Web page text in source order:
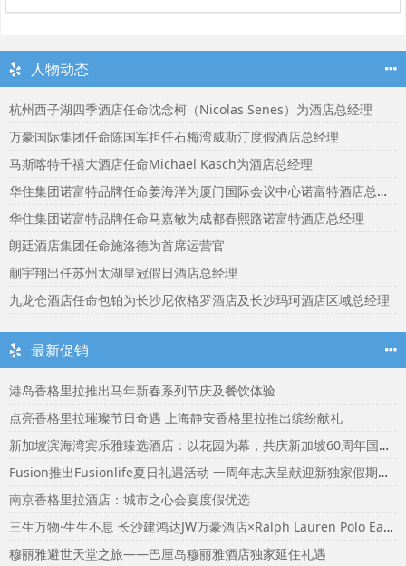
人物动态
杭州西子湖四季酒店任命沈念柯（Nicolas Senes）为酒店总经理
万豪国际集团任命陈国军担任石梅湾威斯汀度假酒店总经理
马斯喀特千禧大酒店任命Michael Kasch为酒店总经理
华住集团诺富特品牌任命姜海洋为厦门国际会议中心诺富特酒店总经理
华住集团诺富特品牌任命马嘉敏为成都春熙路诺富特酒店总经理
朗廷酒店集团任命施洛德为首席运营官
蒯宇翔出任苏州太湖皇冠假日酒店总经理
九龙仓酒店任命包铂为长沙尼依格罗酒店及长沙玛珂酒店区域总经理
最新促销
港岛香格里拉推出马年新春系列节庆及餐饮体验
点亮香格里拉璀璨节日奇遇 上海静安香格里拉推出缤纷献礼
新加坡滨海湾宾乐雅臻选酒店：以花园为幕，共庆新加坡60周年国庆盛宴
Fusion推出Fusionlife夏日礼遇活动 一周年志庆呈献迎新独家假期奖赏
南京香格里拉酒店：城市之心会宴度假优选
三生万物·生生不息 长沙建鸿达JW万豪酒店×Ralph Lauren Polo Earth开启可持续生活旅行美学
穆丽雅避世天堂之旅——巴厘岛穆丽雅酒店独家延住礼遇